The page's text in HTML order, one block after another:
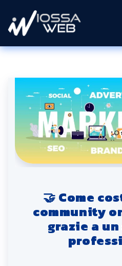
🤝 Come
community
grazie a